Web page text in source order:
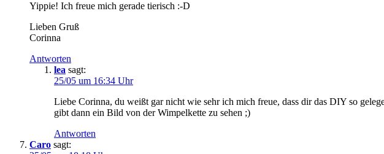
Yippie! Ich freue mich gerade tierisch :-D
Lieben Gruß
Corinna
Antworten
lea sagt:
25/05 um 16:34 Uhr
Liebe Corinna, du weißt gar nicht wie sehr ich mich freue, dass dir das DIY so
gibt dann ein Bild von der Wimpelkette zu sehen ;)
Antworten
Caro sagt: